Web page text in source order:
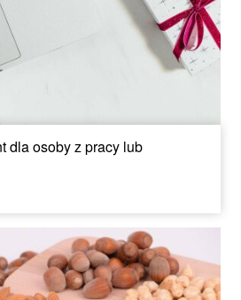
dla osoby z pracy lub